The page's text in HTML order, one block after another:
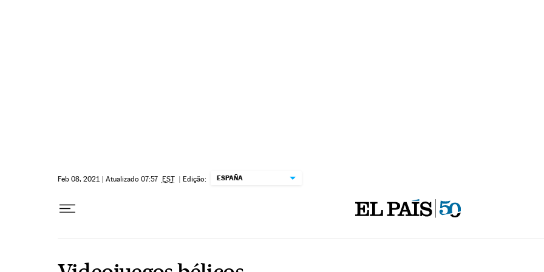
Feb 08, 2021 | Atualizado 07:57 EST | Edição: ESPAÑA